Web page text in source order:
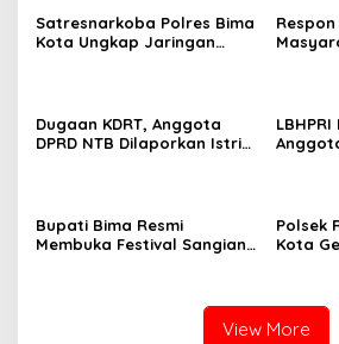
Satresnarkoba Polres Bima
Kota Ungkap Jaringan
Dugaan KDRT, Anggota
DPRD NTB Dilaporkan Istri
Bupati Bima Resmi
Membuka Festival Sangiang
Polsek
Kota
View More